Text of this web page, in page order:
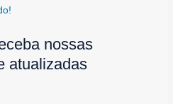
nossas
atualizadas